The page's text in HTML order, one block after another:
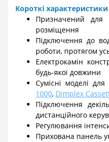
Короткі
Призначений для
розміщення
Підключення до
роботи, протягом
Електрокамін
будь-якої довжини
Сумісні моделі для
1000, Dimplex
Підключення
дистанційного
Регулювання
Прихована панель